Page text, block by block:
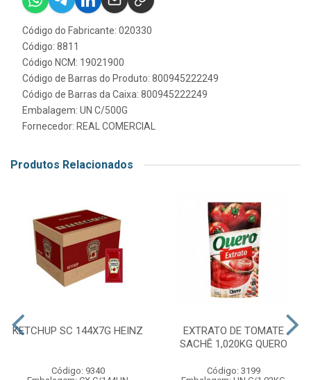
Código do Fabricante: 020330
Código: 8811
Código NCM: 19021900
Código de Barras do Produto: 800945222249
Código de Barras da Caixa: 800945222249
Embalagem: UN C/500G
Fornecedor: REAL COMERCIAL
Produtos Relacionados
KETCHUP SC 144X7G HEINZ
Código: 9340
EXTRATO DE TOMATE
SACHÊ 1,020KG QUERO
Código: 3199